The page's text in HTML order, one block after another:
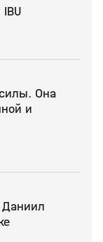
Она
и